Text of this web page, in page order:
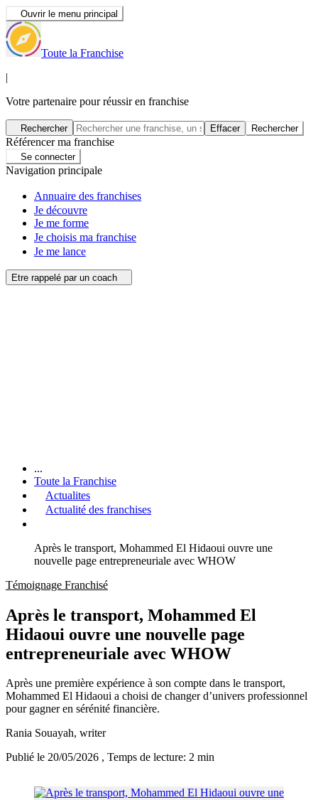
Ouvrir le menu principal
Toute la Franchise
|
Votre partenaire pour réussir en franchise
Rechercher Effacer Rechercher
Référencer ma franchise
Se connecter
Navigation principale
Annuaire des franchises
Je découvre
Je me forme
Je choisis ma franchise
Je me lance
Etre rappelé par un coach
...
Toute la Franchise
Actualites
Actualité des franchises
Après le transport, Mohammed El Hidaoui ouvre une
nouvelle page entrepreneuriale avec WHOW
Témoignage Franchisé
Après le transport, Mohammed El
Hidaoui ouvre une nouvelle page
entrepreneuriale avec WHOW
Après une première expérience à son compte dans le transport,
Mohammed El Hidaoui a choisi de changer d’univers professionnel
pour gagner en sérénité financière.
Rania Souayah, writer
Publié le 20/05/2026 , Temps de lecture: 2 min